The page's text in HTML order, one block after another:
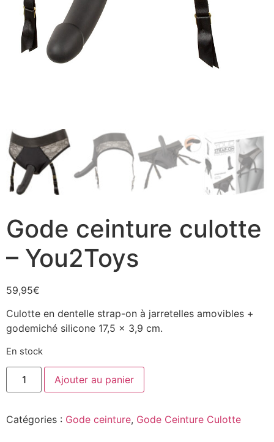
Gode ceinture culotte
– You2Toys
59,95€
Culotte en dentelle strap-on à jarretelles amovibles +
godemiché silicone 17,5 x 3,9 cm.
En stock
Ajouter au panier
Catégories : Gode ceinture, Gode Ceinture Culotte